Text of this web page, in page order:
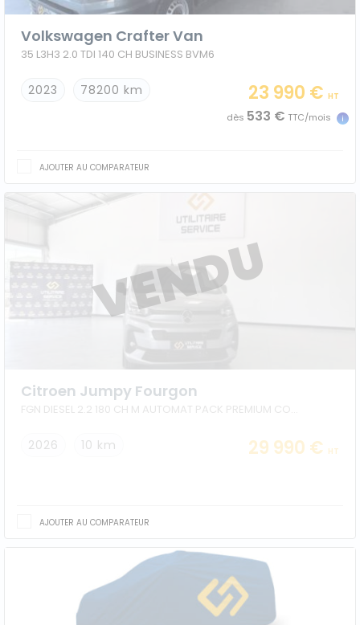
Volkswagen Crafter Van
35 L3H3 2.0 TDI 140 CH BUSINESS BVM6
2023 78200 km 23 990 € HT
dès 533 € TTC/mois
AJOUTER AU COMPARATEUR
Citroen Jumpy Fourgon
2026 10 km 29 990 € HT
AJOUTER AU COMPARATEUR